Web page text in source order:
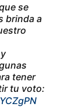
se
brinda a
tener
tu voto: